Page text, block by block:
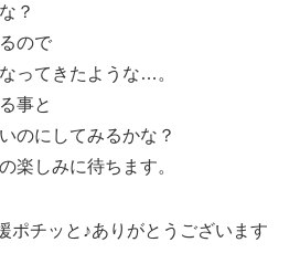
？
ので
ってきたような…。
事と
のにしてみるかな？
楽しみに待ちます。
チッと♪ありがとうございます